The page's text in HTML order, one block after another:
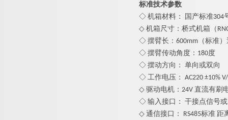
标准技术参数
◇ 机箱材料： 国产标准304
◇ 机箱尺寸：桥式机箱（
◇ 摆臂长： 600mm（标准）
◇ 摆臂传动角度：180度
◇ 摆动方向： 单向或双向
◇ 工作电压： AC220 ±10% V/
◇ 驱动电机：24V 直流有刷
◇ 输入接口： 干接点信号或
◇ 通信接口： RS485标准 距